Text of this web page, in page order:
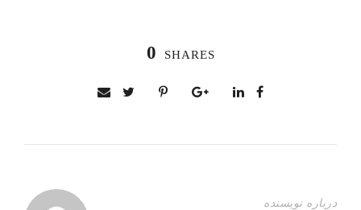
0 SHARES
درباره نویسنده